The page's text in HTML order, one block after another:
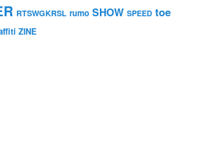
RTSWGKRSL rumo SHOW SPEED toe
ZINE